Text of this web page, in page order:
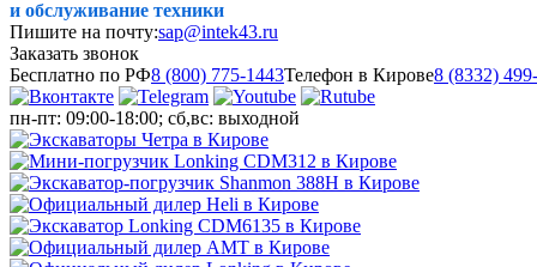
и обслуживание техники
Пишите на почту:sap@intek43.ru
Заказать звонок
Бесплатно по РФ8 (800) 775-1443Телефон в Кирове8 (8332)
пн-пт: 09:00-18:00; сб,вс: выходной